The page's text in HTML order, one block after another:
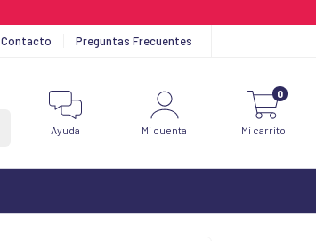
Contacto Preguntas Frecuentes
Ayuda Mi cuenta Mi carrito
0